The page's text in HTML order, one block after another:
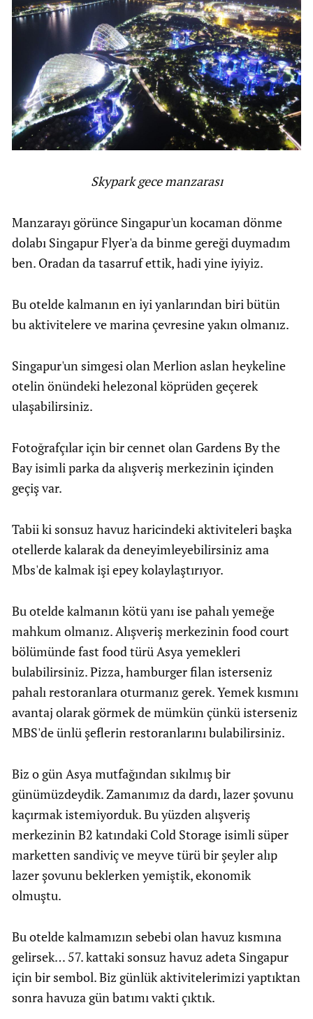
Skypark gece manzarası
Manzarayı görünce Singapur'un kocaman dönme
dolabı Singapur Flyer'a da binme gereği duymadım
ben. Oradan da tasarruf ettik, hadi yine iyiyiz.
Bu otelde kalmanın en iyi yanlarından biri bütün
bu aktivitelere ve marina çevresine yakın olmanız.
Singapur'un simgesi olan Merlion aslan heykeline
otelin önündeki helezonal köprüden geçerek
ulaşabilirsiniz.
Fotoğrafçılar için bir cennet olan Gardens By the
Bay isimli parka da alışveriş merkezinin içinden
geçiş var.
Tabii ki sonsuz havuz haricindeki aktiviteleri başka
otellerde kalarak da deneyimleyebilirsiniz ama
Mbs'de kalmak işi epey kolaylaştırıyor.
Bu otelde kalmanın kötü yanı ise pahalı yemeğe
mahkum olmanız. Alışveriş merkezinin food court
bölümünde fast food türü Asya yemekleri
bulabilirsiniz. Pizza, hamburger filan isterseniz
pahalı restoranlara oturmanız gerek. Yemek kısmını
avantaj olarak görmek de mümkün çünkü isterseniz
MBS'de ünlü şeflerin restoranlarını bulabilirsiniz.
Biz o gün Asya mutfağından sıkılmış bir
günümüzdeydik. Zamanımız da dardı, lazer şovunu
kaçırmak istemiyorduk. Bu yüzden alışveriş
merkezinin B2 katındaki Cold Storage isimli süper
marketten sandiviç ve meyve türü bir şeyler alıp
lazer şovunu beklerken yemiştik, ekonomik
olmuştu.
Bu otelde kalmamızın sebebi olan havuz kısmına
gelirsek… 57. kattaki sonsuz havuz adeta Singapur
için bir sembol. Biz günlük aktivitelerimizi yaptıktan
sonra havuza gün batımı vakti çıktık.